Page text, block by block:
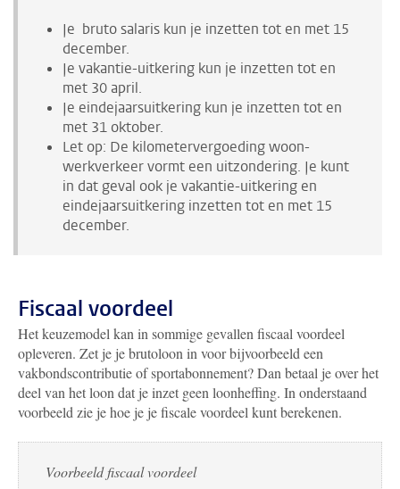
Je bruto salaris kun je inzetten tot en met 15
december.
Je vakantie-uitkering kun je inzetten tot en
met 30 april.
Je eindejaarsuitkering kun je inzetten tot en
met 31 oktober.
Let op: De kilometervergoeding woon-
werkverkeer vormt een uitzondering. Je kunt
in dat geval ook je vakantie-uitkering en
eindejaarsuitkering inzetten tot en met 15
december.
Fiscaal voordeel
Het keuzemodel kan in sommige gevallen fiscaal voordeel
opleveren. Zet je je brutoloon in voor bijvoorbeeld een
vakbondscontributie of sportabonnement? Dan betaal je over het
deel van het loon dat je inzet geen loonheffing. In onderstaand
voorbeeld zie je hoe je je fiscale voordeel kunt berekenen.
Voorbeeld fiscaal voordeel